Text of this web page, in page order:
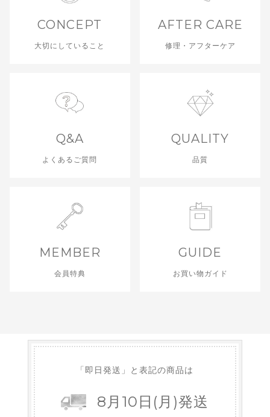
CONCEPT
大切にしていること
AFTER CARE
修理・アフターケア
Q&A
よくあるご質問
QUALITY
品質
MEMBER
会員特典
GUIDE
お買い物ガイド
「即日発送」と表記の商品は
8 月 10 日 (月)発送